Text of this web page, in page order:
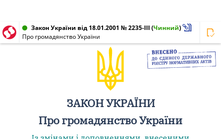
Закон України від 18.01.2001 № 2235-III (Чинний)
Про громадянство України